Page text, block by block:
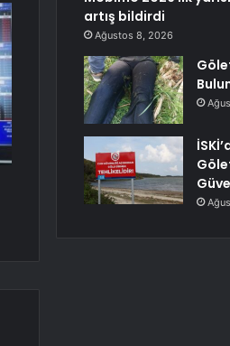
artış bildirdi
Ağustos 8, 2026